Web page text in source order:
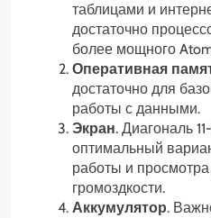
таблицами и
достаточно
более мощного
Оперативная
достаточно для
работы с данными.
Экран. Диагональ
оптимальный
работы и
громоздкости.
Аккумулятор.